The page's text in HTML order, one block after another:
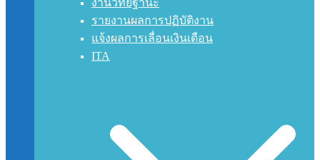
งานวิทยฐานะ
รายงานผลการปฏิบัติงาน
แจ้งผลการเลื่อนเงินเดือน
ITA